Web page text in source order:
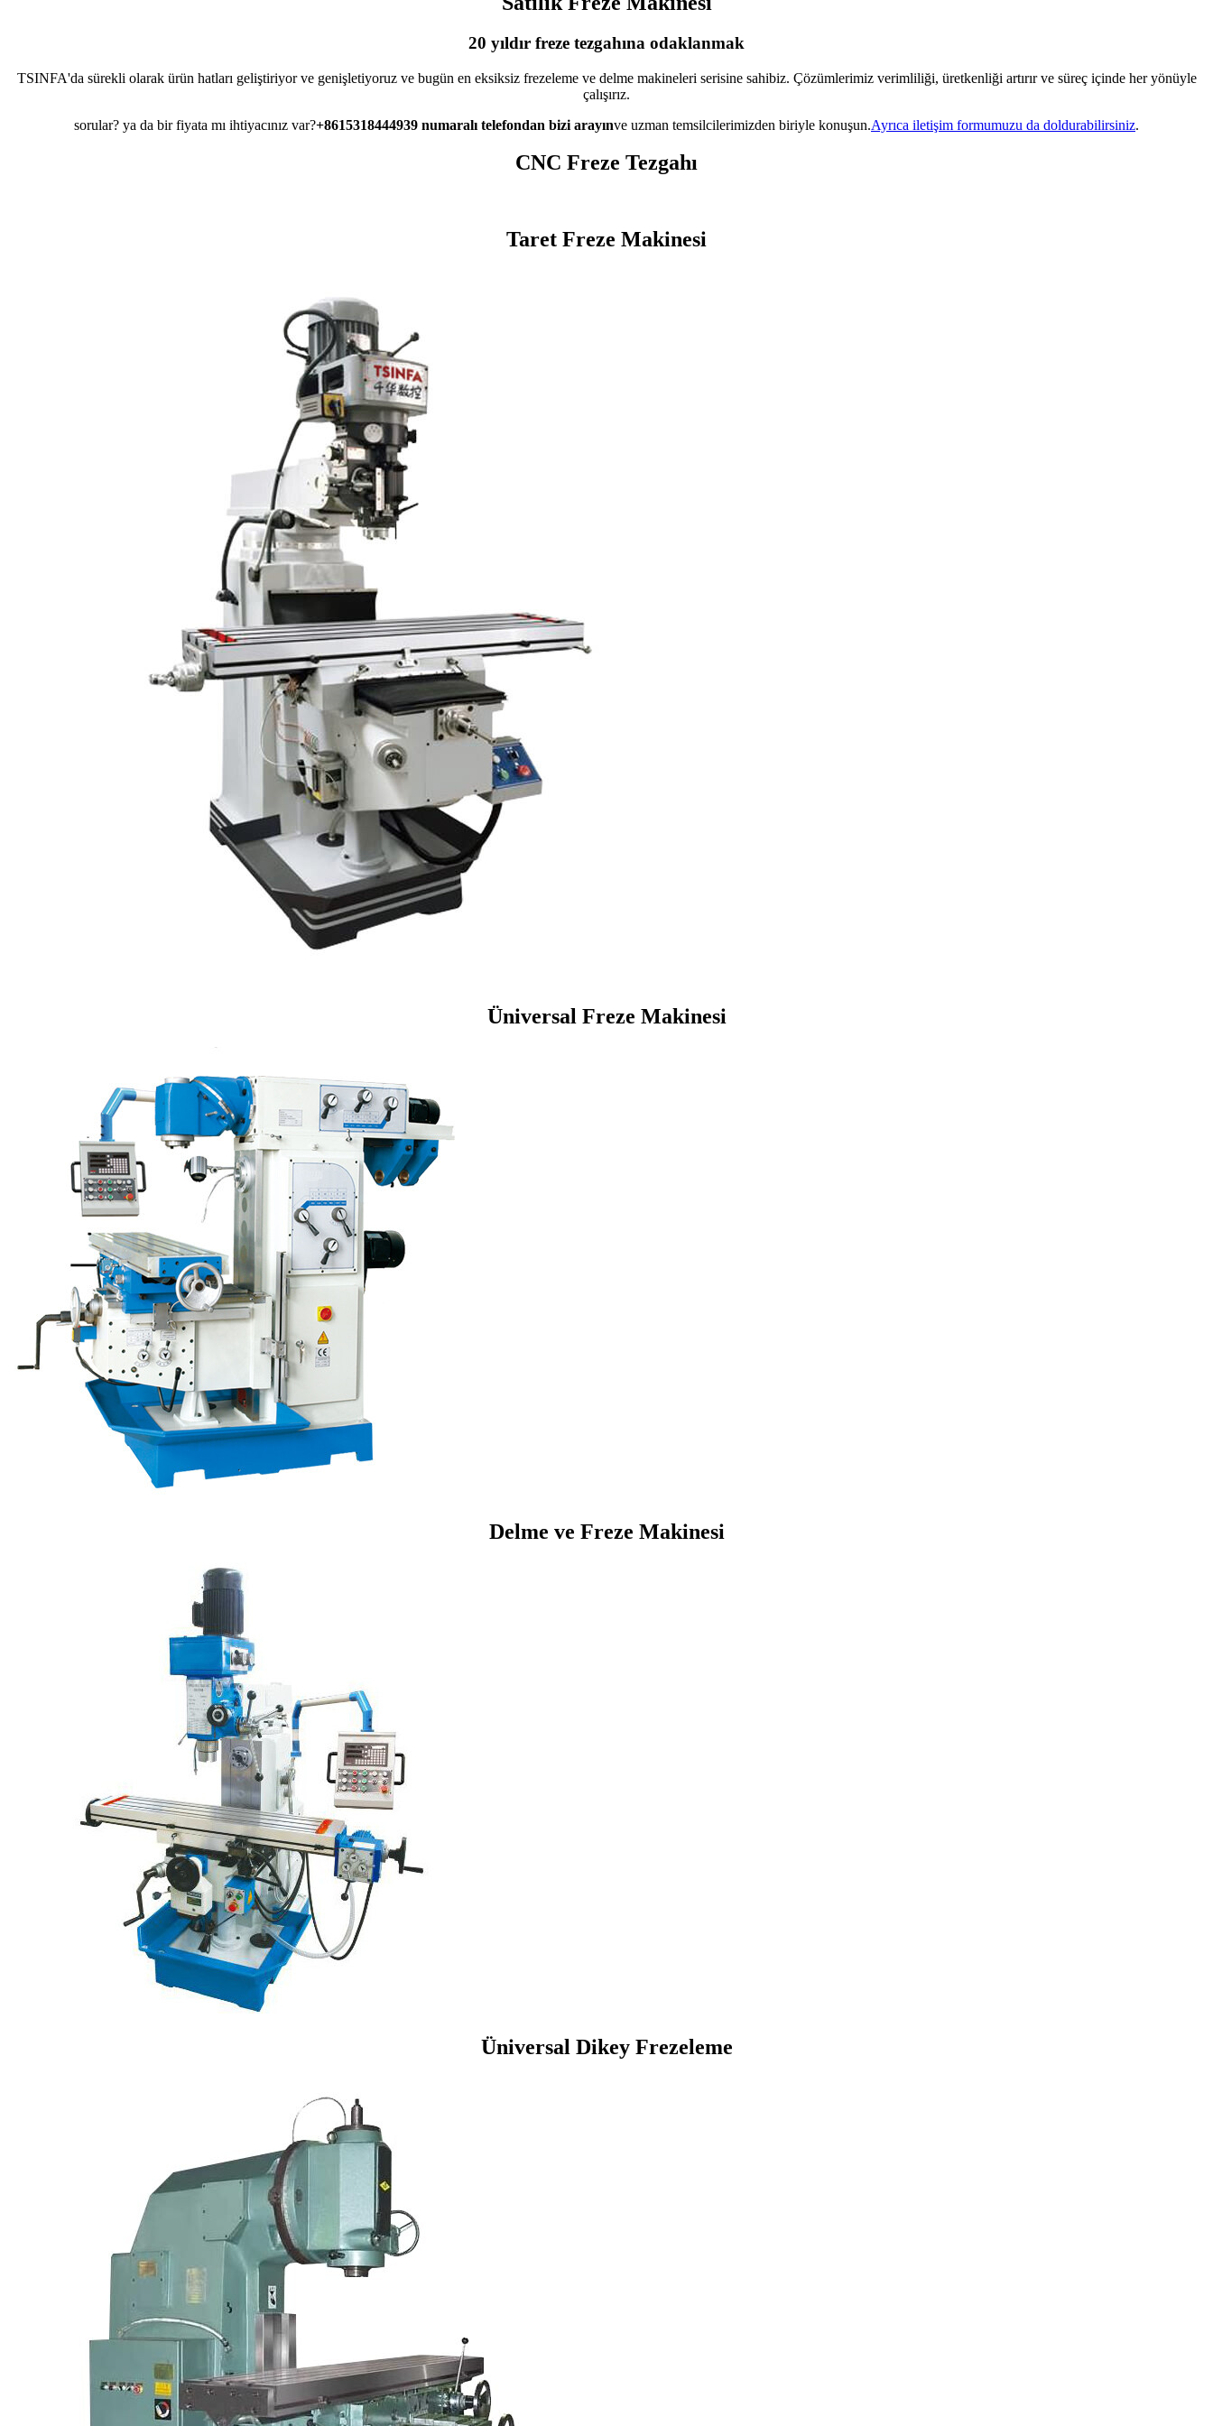
20 yıldır freze tezgahına odaklanmak
TSINFA'da sürekli olarak ürün hatları geliştiriyor ve genişletiyoruz ve bugün en eksiksiz frezeleme ve delme makineleri serisine sahibiz. Çözümlerimiz verimliliği, üretkenliği artırır ve süreç içinde her yönüyle
çalışırız.
sorular? ya da bir fiyata mı ihtiyacınız var?+8615318444939 numaralı telefondan bizi arayınve uzman temsilcilerimizden biriyle konuşun.Ayrıca iletişim formumuzu da doldurabilirsiniz.
CNC Freze Tezgahı
Taret Freze Makinesi
Üniversal Freze Makinesi
Delme ve Freze Makinesi
Üniversal Dikey Frezeleme